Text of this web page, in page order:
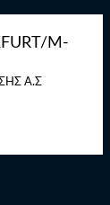
M-
Α.Σ